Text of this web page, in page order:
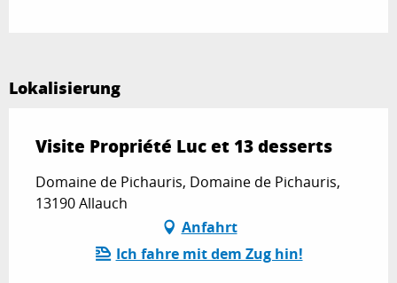
Lokalisierung
Visite Propriété Luc et 13 desserts
Domaine de Pichauris, Domaine de Pichauris,
13190 Allauch
Anfahrt
Ich fahre mit dem Zug hin!